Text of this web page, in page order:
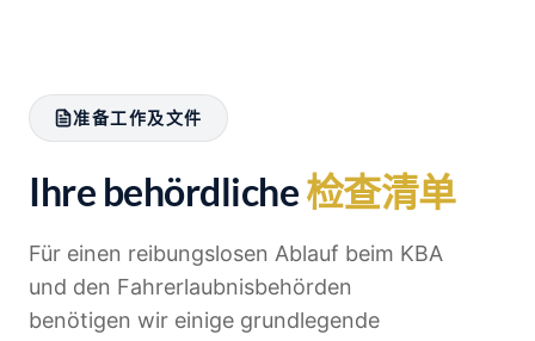
准备工作及文件
Ihre behördliche检查清单
Für einen reibungslosen Ablauf beim KBA
und den Fahrerlaubnisbehörden
benötigen wir einige grundlegende